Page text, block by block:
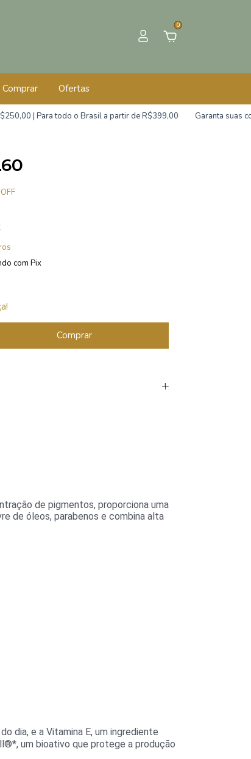
0
Ofertas
Para todo o Brasil a partir de R$399,00 Garanta suas compras
OFF
com Pix
de pigmentos, proporciona uma
de óleos, parabenos e combina alta
dia, e a Vitamina E, um ingrediente
um bioativo que protege a produção